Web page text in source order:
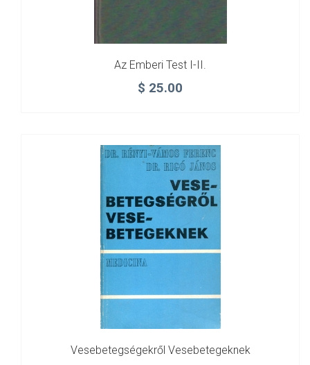
Az Emberi Test I-II.
$ 25.00
Vesebetegségekről Vesebetegeknek